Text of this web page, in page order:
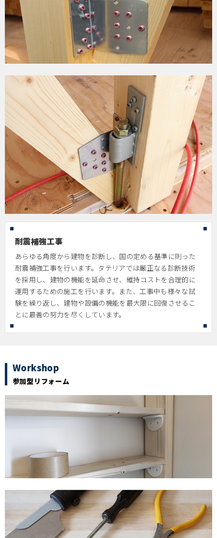
耐震補強工事
あらゆる角度から建物を診断し、国の定める基準に則った
耐震補強工事を行います。タテリアでは厳正なる診断技術
を採用し、建物の機能を延命させ、維持コストを合理的に
運用するための施工を行います。また、工事中も様々な試
験を繰り返し、建物や設備の機能を最大限に回復させるこ
とに最善の努力を尽くしています。
Workshop
参加型リフォーム